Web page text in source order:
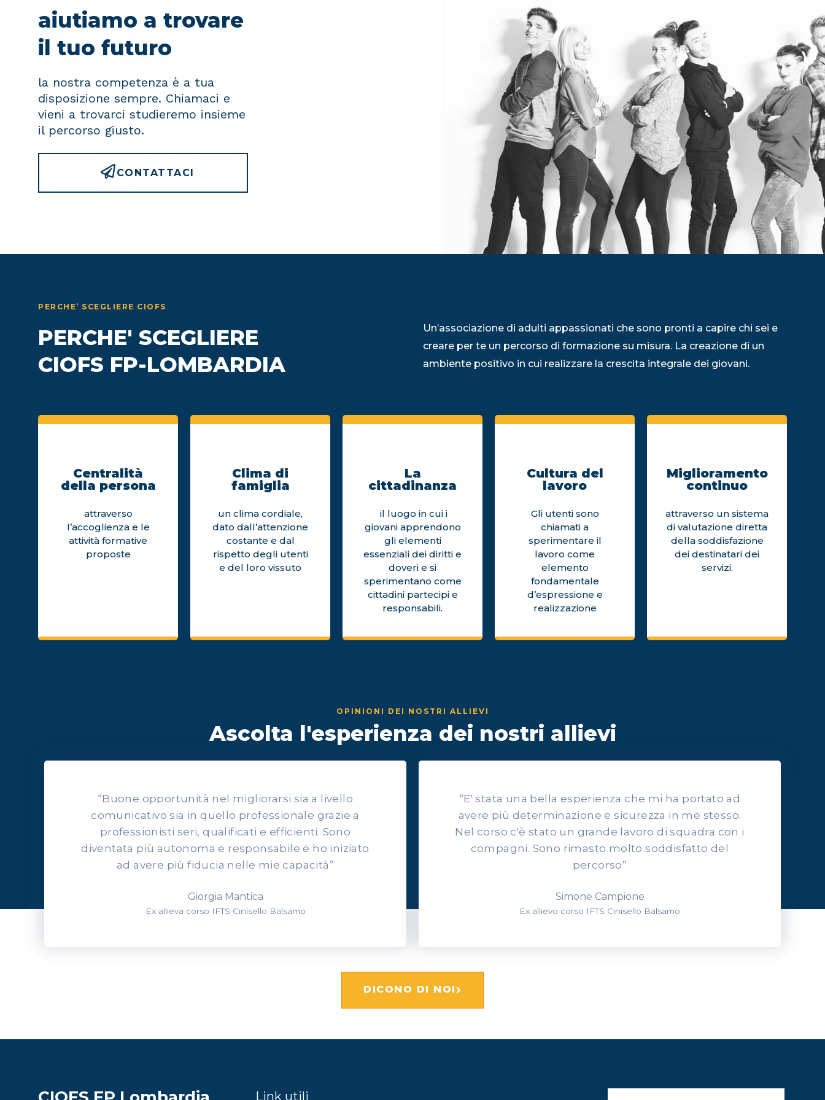
aiutiamo a trovare
il tuo futuro
la nostra competenza è a tua
disposizione sempre. Chiamaci e
vieni a trovarci studieremo insieme
il percorso giusto.
CONTATTACI
PERCHE’ SCEGLIERE CIOFS
PERCHE' SCEGLIERE
CIOFS FP-LOMBARDIA
Un’associazione di adulti appassionati che sono pronti a capire chi sei e
creare per te un percorso di formazione su misura. La creazione di un
ambiente positivo in cui realizzare la crescita integrale dei giovani.
Centralità
della persona
attraverso
l’accoglienza e le
attività formative
proposte
Clima di
famiglia
un clima cordiale,
dato dall’attenzione
costante e dal
rispetto degli utenti
e del loro vissuto
La
cittadinanza
il luogo in cui i
giovani apprendono
gli elementi
essenziali dei diritti e
doveri e si
sperimentano come
cittadini partecipi e
responsabili.
Cultura del
lavoro
Gli utenti sono
chiamati a
sperimentare il
lavoro come
elemento
fondamentale
d’espressione e
realizzazione
Miglioramento
continuo
attraverso un sistema
di valutazione diretta
della soddisfazione
dei destinatari dei
servizi.
OPINIONI DEI NOSTRI ALLIEVI
Ascolta l'esperienza dei nostri allievi
“Buone opportunità nel migliorarsi sia a livello
comunicativo sia in quello professionale grazie a
professionisti seri, qualificati e efficienti. Sono
diventata più autonoma e responsabile e ho iniziato
ad avere più fiducia nelle mie capacità”
Giorgia Mantica
Ex allieva corso IFTS Cinisello Balsamo
“E' stata una bella esperienza che mi ha portato ad
avere più determinazione e sicurezza in me stesso.
Nel corso c'è stato un grande lavoro di squadra con i
compagni. Sono rimasto molto soddisfatto del
percorso”
Simone Campione
Ex allievo corso IFTS Cinisello Balsamo
DICONO DI NOI
Link utili